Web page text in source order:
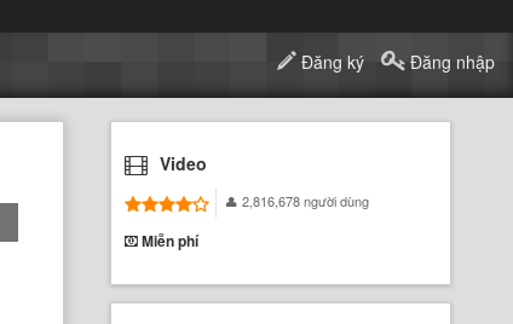
Đăng ký Đăng nhập
Video
2,816,678 người dùng
Miễn phí